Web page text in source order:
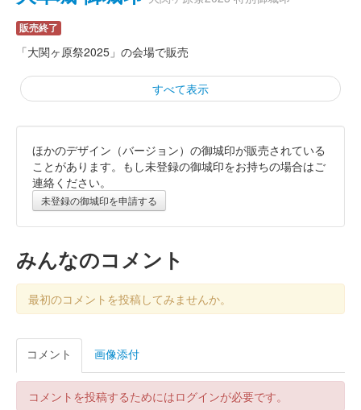
販売終了
「大関ヶ原祭2025」の会場で販売
すべて表示
大草城 御城印 大関ケ原祭2025愛知県産ヒノキ特別御
城印
販売終了
「大関ヶ原祭2025」の会場で販売
大草城 御城印 令和七年観桜季特別御城印 檜版
販売終了
大草城 御城印 令和七年観桜季特別御城印
ほかのデザイン（バージョン）の御城印が販売されている
ことがあります。もし未登録の御城印をお持ちの場合はご
連絡ください。
未登録の御城印を申請する
みんなのコメント
最初のコメントを投稿してみませんか。
コメント 画像添付
コメントを投稿するためにはログインが必要です。